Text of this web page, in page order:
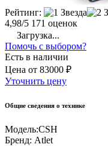
Рейтинг:
4,98/5 171 оценок
Загрузка...
Помочь с выбором?
Есть в наличии
Цена от 83000 ₽
Уточнить цену
Общие сведения о технике
Модель:CSH
Бренд: Atlet